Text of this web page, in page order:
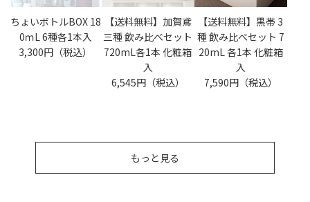
ちょいボトルBOX 18
0ｍL 6種各1本入
3,300円（税込）
【送料無料】加賀鳶
三種 飲み比べセット
720mL各1本 化粧箱
入
6,545円（税込）
【送料無料】黒帯 3
種 飲み比べセット 7
20mL 各1本 化粧箱
入
7,590円（税込）
もっと見る